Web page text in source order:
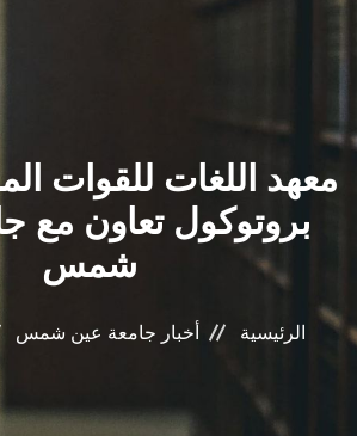
معهد اللغات للقوات
بروتوكول تعاون مع
شمس
الرئيسية أخبار جامعة عين شمس